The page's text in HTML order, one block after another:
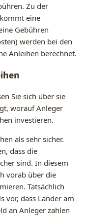
Zu der
eine
Gebühren
werden bei den
Anleihen berechnet.
Sie sich über sie
worauf Anleger
investieren.
als sehr sicher.
dass die
sind. In diesem
vorab über die
Tatsächlich
vor, dass Länder am
an Anleger zahlen